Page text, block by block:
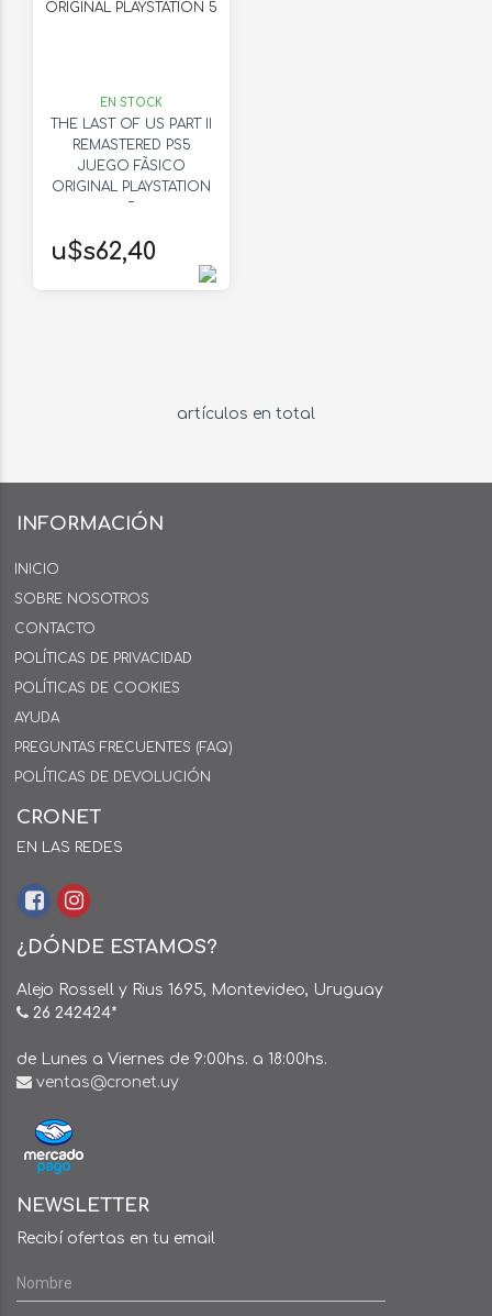
EN STOCK
THE LAST OF US PART II
REMASTERED PS5
JUEGO FÃSICO
ORIGINAL PLAYSTATION
u$s62,40
artículos en total
INFORMACIÓN
INICIO
SOBRE NOSOTROS
CONTACTO
POLÍTICAS DE PRIVACIDAD
POLÍTICAS DE COOKIES
AYUDA
PREGUNTAS FRECUENTES (FAQ)
POLÍTICAS DE DEVOLUCIÓN
CRONET
EN LAS REDES
¿DÓNDE ESTAMOS?
Alejo Rossell y Rius 1695, Montevideo, Uruguay
26 242424*
de Lunes a Viernes de 9:00hs. a 18:00hs.
ventas@cronet.uy
NEWSLETTER
Recibí ofertas en tu email